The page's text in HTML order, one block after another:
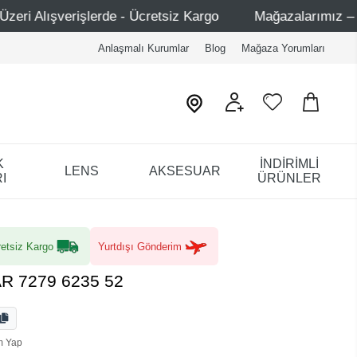
Mağazalarımız – Bağdat Caddesi 1 - Bağdat
Anlaşmalı Kurumlar Blog Mağaza Yorumları
LENS AKSESUAR
İNDİRİMLİ
ÜRÜNLER
Kargo Yurtdışı Gönderim
7279 6235 52
Yap